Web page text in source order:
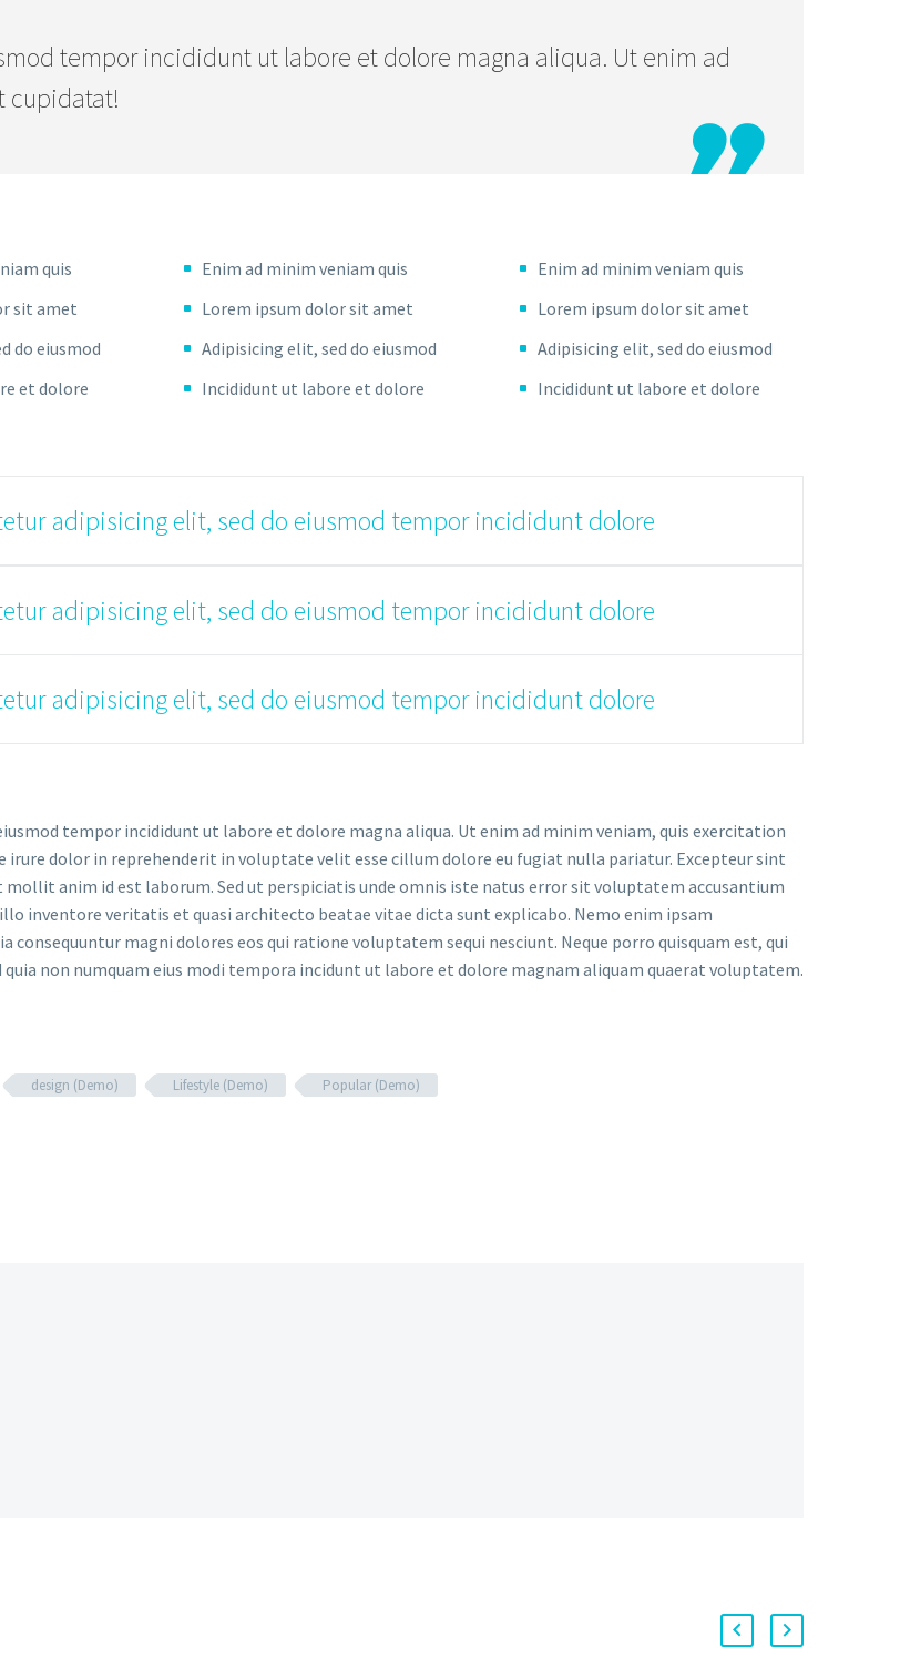
tempor incididunt ut labore et dolore magna aliqua. Ut enim ad
cupidatat!

quis
sit amet
do eiusmod
et dolore
Enim ad minim veniam quis
Lorem ipsum dolor sit amet
Adipisicing elit, sed do eiusmod
Incididunt ut labore et dolore
Enim ad minim veniam quis
Lorem ipsum dolor sit amet
Adipisicing elit, sed do eiusmod
Incididunt ut labore et dolore
adipisicing elit, sed do eiusmod tempor incididunt dolore
adipisicing elit, sed do eiusmod tempor incididunt dolore
adipisicing elit, sed do eiusmod tempor incididunt dolore
tempor incididunt ut labore et dolore magna aliqua. Ut enim ad minim veniam, quis exercitation
irure dolor in reprehenderit in voluptate velit esse cillum dolore eu fugiat nulla pariatur. Excepteur sint
anim id est laborum. Sed ut perspiciatis unde omnis iste natus error sit voluptatem accusantium
inventore veritatis et quasi architecto beatae vitae dicta sunt explicabo. Nemo enim ipsam
magni dolores eos qui ratione voluptatem sequi nesciunt. Neque porro quisquam est, qui
non numquam eius modi tempora incidunt ut labore et dolore magnam aliquam quaerat voluptatem.
design (Demo) Lifestyle (Demo) Popular (Demo)